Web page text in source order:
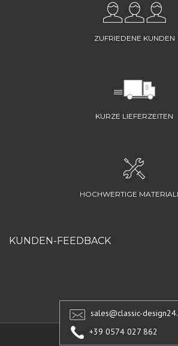
ZUFRIEDENE KUNDEN
KURZE LIEFERZEITEN
HOCHWERTIGE
KUNDEN-FEEDBACK
sales@classic-
+39 0574 027 862